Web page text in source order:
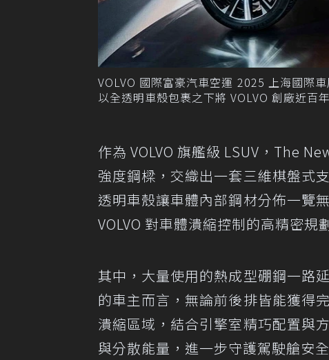
VOLVO 國際富豪汽車空運 2025 上海國際
以全透明車殼包裹之下將 VOLVO 創廠近百
作為 VOLVO 旗艦級 LSUV，The
強度鋼樑，交織出一套三維棋盤式
透明車殼讓車體內部鋼材分佈一覽
VOLVO 對車體潰縮控制的高精密規
其中，大量使用的熱成型硼鋼一路
的車主而言，無論前後排皆能獲得
潰縮區域，結合引擎室精巧配置與
與分散能量，進一步守護駕駛艙安全